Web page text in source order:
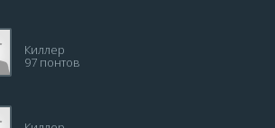
Киллер
97 понтов